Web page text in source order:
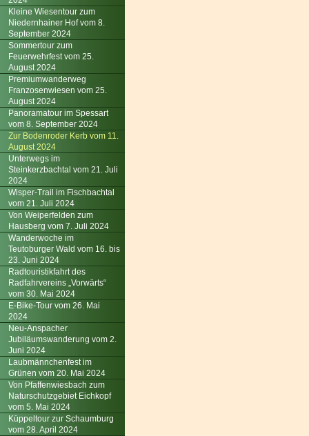
Kleine Wiesentour zum
Niedernhainer Hof vom 8.
September 2024
Sommertour zum
Feuerwehrfest vom 25.
August 2024
Premiumwanderweg
Franzosenwiesen vom 25.
August 2024
Panoramatour im Spessart
vom 8. September 2024
Zur Bodenroder Kerb vom 11.
August 2024
Unterwegs im
Steinkerzbachtal vom 21. Juli
2024
Wisper-Trail im Fischbachtal
vom 21. Juli 2024
Von Weiperfelden zum
Hausberg vom 7. Juli 2024
Wanderwoche im
Teutoburger Wald vom 16. bis
23. Juni 2024
Radtouristikfahrt des
Radfahrvereins „Vorwärts“
vom 30. Mai 2024
E-Bike-Tour vom 26. Mai
2024
Neu-Anspacher
Jubiläumswanderung vom 2.
Juni 2024
Laubmännchenfest im
Grünen vom 20. Mai 2024
Von Pfaffenwiesbach zum
Naturschutzgebiet Eichkopf
vom 5. Mai 2024
Küppeltour zur Schaumburg
vom 28. April 2024